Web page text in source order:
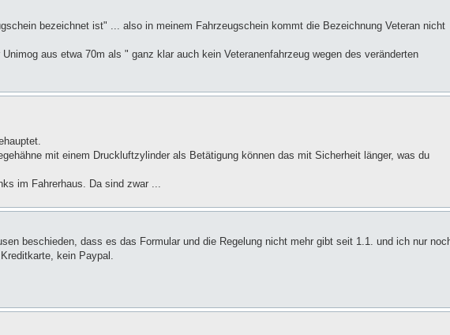
bezeichnet ist" ... also in meinem Fahrzeugschein kommt die Bezeichnung Veteran nicht
aus etwa 70m als " ganz klar auch kein Veteranenfahrzeug wegen des veränderten
mit einem Druckluftzylinder als Betätigung können das mit Sicherheit länger, was du
im Fahrerhaus. Da sind zwar ...
beschieden, dass es das Formular und die Regelung nicht mehr gibt seit 1.1. und ich nur
kein Paypal.